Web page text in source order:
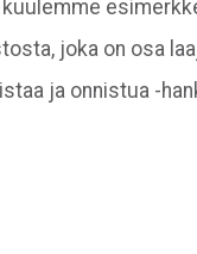
joka on osa
ja onnistua -